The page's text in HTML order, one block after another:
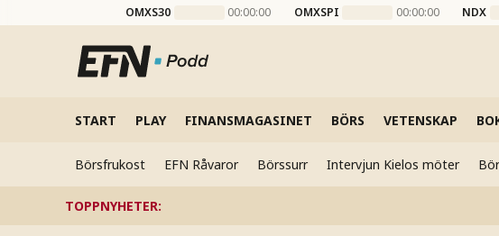
OMXS30 00:00:00 OMXSPI 00:00:00 NDX
START PLAY FINANSMAGASINET BÖRS VETENSKAP
Börsfrukost EFN Råvaror Börssurr Intervjun Kielos möter
TOPPNYHETER: